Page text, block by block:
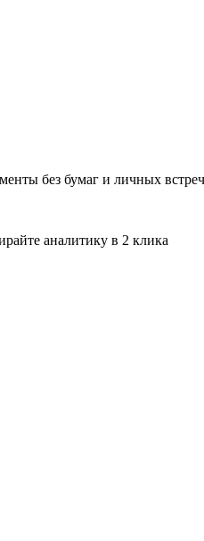
без бумаг и личных встреч
аналитику в 2 клика